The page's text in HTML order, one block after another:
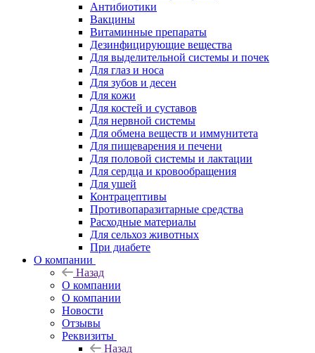
Антибиотики
Вакцины
Витаминные препараты
Дезинфицирующие вещества
Для выделительной системы и почек
Для глаз и носа
Для зубов и десен
Для кожи
Для костей и суставов
Для нервной системы
Для обмена веществ и иммунитета
Для пищеварения и печени
Для половой системы и лактации
Для сердца и кровообращения
Для ушей
Контрацептивы
Противопаразитарные средства
Расходные материалы
Для сельхоз животных
При диабете
О компании
Назад
О компании
О компании
Новости
Отзывы
Реквизиты
Назад